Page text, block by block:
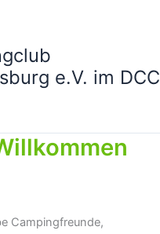
e.V. im DCC
Campingfreunde,